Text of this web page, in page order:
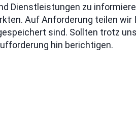
Dienstleistungen zu
Auf Anforderung teilen
sind. Sollten trotz
hin berichtigen.